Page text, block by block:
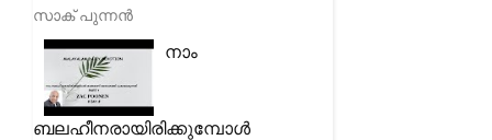
സാക് പുന്നൻ
നാം
ബലഹീനരായിരിക്കുമ്പോൾ